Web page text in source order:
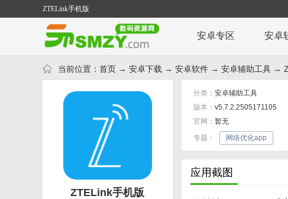
ZTELink手机版
安卓专区 安卓
当前位置： 首页 → 安卓下载 → 安卓软件 → 安卓辅助工具 →
ZTELink手机版
分类： 安卓辅助工具
版本： v5.7.2.2505171105
官网： 暂无
专题：
网络优化app
应用截图